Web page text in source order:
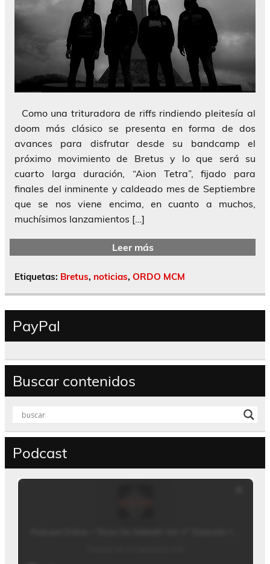
Como una trituradora de riffs rindiendo pleitesía al
doom más clásico se presenta en forma de dos
avances para disfrutar desde su bandcamp el
próximo movimiento de Bretus y lo que será su
cuarto larga duración, “Aion Tetra”, fijado para
finales del inminente y caldeado mes de Septiembre
que se nos viene encima, en cuanto a muchos,
muchísimos lanzamientos […]
Leer más
Etiquetas: Bretus, noticias, ORDO MCM
PayPal
Buscar contenidos
Podcast